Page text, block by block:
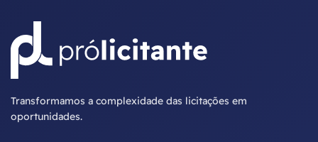
Transformamos a complexidade das licitações em
oportunidades.